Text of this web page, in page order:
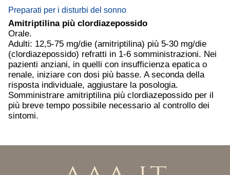
Preparati per i disturbi del sonno
Amitriptilina più clordiazepossido
Orale.
Adulti: 12,5-75 mg/die (amitriptilina) più 5-30 mg/die
(clordiazepossido) refratti in 1-6 somministrazioni. Nei
pazienti anziani, in quelli con insufficienza epatica o
renale, iniziare con dosi più basse. A seconda della
risposta individuale, aggiustare la posologia.
Somministrare amitriptilina più clordiazepossido per il
più breve tempo possibile necessario al controllo dei
sintomi.